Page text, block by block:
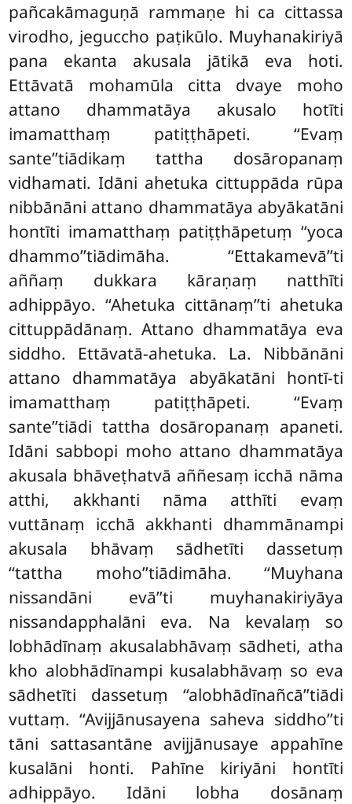
pañcakāmaguṇā rammaṇe hi ca cittassa
virodho, jeguccho paṭikūlo. Muyhanakiriyā
pana ekanta akusala jātikā eva hoti.
Ettāvatā mohamūla citta dvaye moho
attano dhammatāya akusalo hotīti
imamatthaṃ patiṭṭhāpeti. ‘‘Evaṃ
sante’’tiādikaṃ tattha dosāropanaṃ
vidhamati. Idāni ahetuka cittuppāda rūpa
nibbānāni attano dhammatāya abyākatāni
hontīti imamatthaṃ patiṭṭhāpetuṃ ‘‘yoca
dhammo’’tiādimāha. ‘‘Ettakamevā’’ti
aññaṃ dukkara kāraṇaṃ natthīti
adhippāyo. ‘‘Ahetuka cittānaṃ’’ti ahetuka
cittuppādānaṃ. Attano dhammatāya eva
siddho. Ettāvatā-ahetuka. La. Nibbānāni
attano dhammatāya abyākatāni hontī-ti
imamatthaṃ patiṭṭhāpeti. ‘‘Evaṃ
sante’’tiādi tattha dosāropanaṃ apaneti.
Idāni sabbopi moho attano dhammatāya
akusala bhāveṭhatvā aññesaṃ icchā nāma
atthi, akkhanti nāma atthīti evaṃ
vuttānaṃ icchā akkhanti dhammānampi
akusala bhāvaṃ sādhetīti dassetuṃ
‘‘tattha moho’’tiādimāha. ‘‘Muyhana
nissandāni evā’’ti muyhanakiriyāya
nissandapphalāni eva. Na kevalaṃ so
lobhādīnaṃ akusalabhāvaṃ sādheti, atha
kho alobhādīnampi kusalabhāvaṃ so eva
sādhetīti dassetuṃ ‘‘alobhādīnañcā’’tiādi
vuttaṃ. ‘‘Avijjānusayena saheva siddho’’ti
tāni sattasantāne avijjānusaye appahīne
kusalāni honti. Pahīne kiriyāni hontīti
adhippāyo. Idāni lobha dosānaṃ